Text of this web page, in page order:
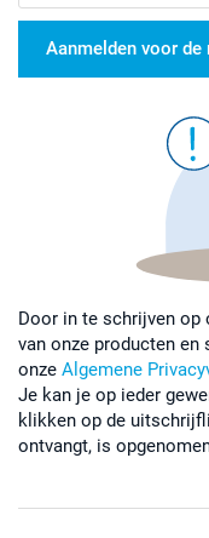
Aanmelden voor de
Door in te schrijven
van onze producten
onze Algemene
Je kan je op ieder
klikken op de
ontvangt, is